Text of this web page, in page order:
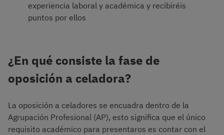
experiencia laboral y académica y recibiréis
puntos por ellos
¿En qué consiste la fase de
oposición a celadora?
La oposición a celadores se encuadra dentro de la
Agrupación Profesional (AP), esto significa que el único
requisito académico para presentaros es contar con el